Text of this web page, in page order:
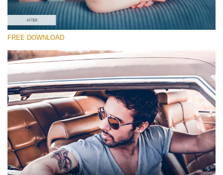
Entire Collection
(2067 Lr Presets)
Ücretsiz indirin
FREE DOWNLOAD